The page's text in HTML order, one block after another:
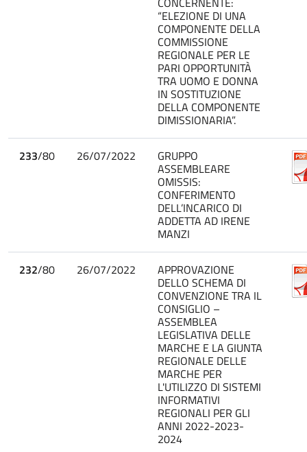
“ELEZIONE DI UNA
COMPONENTE DELLA
COMMISSIONE
REGIONALE PER LE
PARI OPPORTUNITÀ
TRA UOMO E DONNA
IN SOSTITUZIONE
DELLA COMPONENTE
DIMISSIONARIA”.
233/80 26/07/2022 GRUPPO
ASSEMBLEARE
OMISSIS:
CONFERIMENTO
DELL’INCARICO DI
ADDETTA AD IRENE
MANZI
232/80 26/07/2022 APPROVAZIONE
DELLO SCHEMA DI
CONVENZIONE TRA IL
CONSIGLIO –
ASSEMBLEA
LEGISLATIVA DELLE
MARCHE E LA GIUNTA
REGIONALE DELLE
MARCHE PER
L'UTILIZZO DI SISTEMI
INFORMATIVI
REGIONALI PER GLI
ANNI 2022-2023-
2024